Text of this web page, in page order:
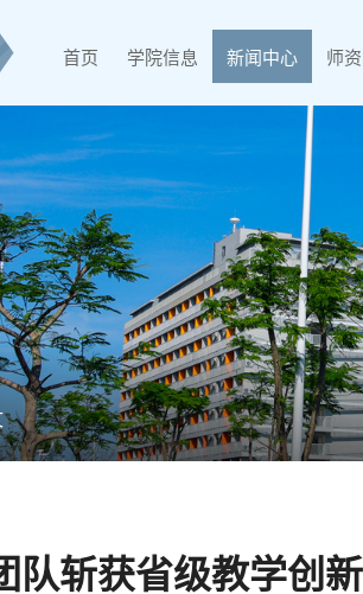
首页 学院信息 新闻中心 师
队斩获省级教学创